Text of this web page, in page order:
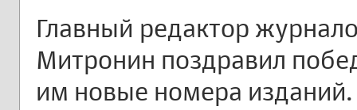
Главный редактор
Митронин поздравил
им новые номера